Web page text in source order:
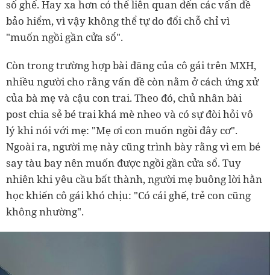
số ghế. Hay xa hơn có thể liên quan đến các vấn đề
bảo hiểm, vì vậy không thể tự do đổi chỗ chỉ vì
"muốn ngồi gần cửa sổ".
Còn trong trường hợp bài đăng của cô gái trên MXH,
nhiều người cho rằng vấn đề còn nằm ở cách ứng xử
của bà mẹ và cậu con trai. Theo đó, chủ nhân bài
post chia sẻ bé trai khá mè nheo và có sự đòi hỏi vô
lý khi nói với mẹ: "Mẹ ơi con muốn ngồi đây cơ".
Ngoài ra, người mẹ này cũng trình bày rằng vì em bé
say tàu bay nên muốn được ngồi gần cửa sổ. Tuy
nhiên khi yêu cầu bất thành, người mẹ buông lời hằn
học khiến cô gái khó chịu: "Có cái ghế, trẻ con cũng
không nhường".